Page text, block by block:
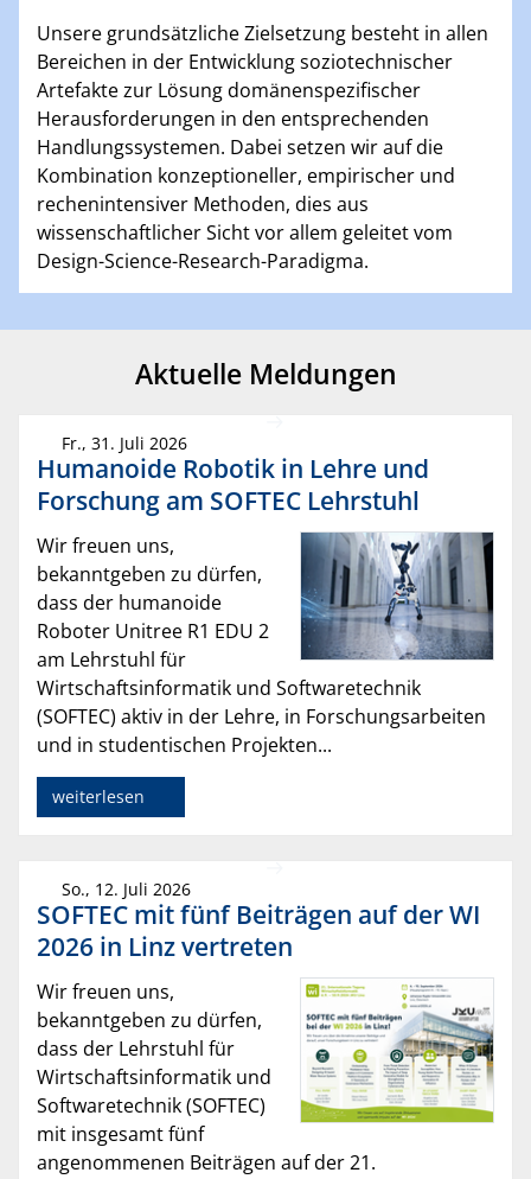
Unsere grundsätzliche Zielsetzung besteht in allen
Bereichen in der Entwicklung soziotechnischer
Artefakte zur Lösung domänenspezifischer
Herausforderungen in den entsprechenden
Handlungssystemen. Dabei setzen wir auf die
Kombination konzeptioneller, empirischer und
rechenintensiver Methoden, dies aus
wissenschaftlicher Sicht vor allem geleitet vom
Design-Science-Research-Paradigma.
Aktuelle Meldungen
Fr., 31. Juli 2026
Humanoide Robotik in Lehre und
Forschung am SOFTEC Lehrstuhl
Wir freuen uns,
bekanntgeben zu dürfen,
dass der humanoide
Roboter Unitree R1 EDU 2
am Lehrstuhl für
Wirtschaftsinformatik und Softwaretechnik
(SOFTEC) aktiv in der Lehre, in Forschungsarbeiten
und in studentischen Projekten...
weiterlesen
So., 12. Juli 2026
SOFTEC mit fünf Beiträgen auf der WI
2026 in Linz vertreten
Wir freuen uns,
bekanntgeben zu dürfen,
dass der Lehrstuhl für
Wirtschaftsinformatik und
Softwaretechnik (SOFTEC)
mit insgesamt fünf
angenommenen Beiträgen auf der 21.